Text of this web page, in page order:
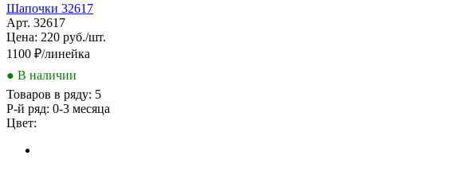
Шапочки 32617
Арт. 32617
Цена: 220 руб./шт.
1100 ₽/линейка
● В наличии
Товаров в ряду: 5
Р-й ряд: 0-3 месяца
Цвет: